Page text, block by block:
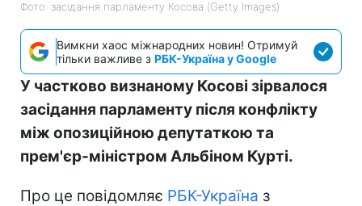
Фото: засідання парламенту Косова (Getty Images)
Вимкни хаос міжнародних новин! Отримуй
тільки важливе з РБК-Україна у Google
У частково визнаному Косові зірвалося
засідання парламенту після конфлікту
між опозиційною депутаткою та
прем'єр-міністром Альбіном Курті.
Про це повідомляє РБК-Україна з